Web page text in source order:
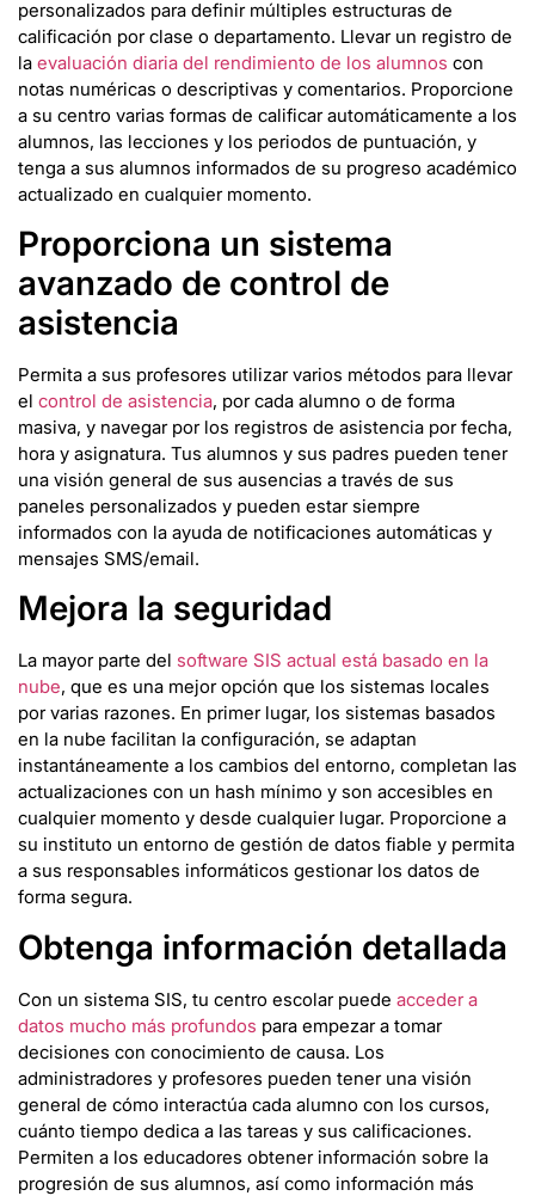
personalizados para definir múltiples estructuras de
calificación por clase o departamento. Llevar un registro de
la evaluación diaria del rendimiento de los alumnos con
notas numéricas o descriptivas y comentarios. Proporcione
a su centro varias formas de calificar automáticamente a los
alumnos, las lecciones y los periodos de puntuación, y
tenga a sus alumnos informados de su progreso académico
actualizado en cualquier momento.
Proporciona un sistema
avanzado de control de
asistencia
Permita a sus profesores utilizar varios métodos para llevar
el control de asistencia, por cada alumno o de forma
masiva, y navegar por los registros de asistencia por fecha,
hora y asignatura. Tus alumnos y sus padres pueden tener
una visión general de sus ausencias a través de sus
paneles personalizados y pueden estar siempre
informados con la ayuda de notificaciones automáticas y
mensajes SMS/email.
Mejora la seguridad
La mayor parte del software SIS actual está basado en la
nube, que es una mejor opción que los sistemas locales
por varias razones. En primer lugar, los sistemas basados
en la nube facilitan la configuración, se adaptan
instantáneamente a los cambios del entorno, completan las
actualizaciones con un hash mínimo y son accesibles en
cualquier momento y desde cualquier lugar. Proporcione a
su instituto un entorno de gestión de datos fiable y permita
a sus responsables informáticos gestionar los datos de
forma segura.
Obtenga información detallada
Con un sistema SIS, tu centro escolar puede acceder a
datos mucho más profundos para empezar a tomar
decisiones con conocimiento de causa. Los
administradores y profesores pueden tener una visión
general de cómo interactúa cada alumno con los cursos,
cuánto tiempo dedica a las tareas y sus calificaciones.
Permiten a los educadores obtener información sobre la
progresión de sus alumnos, así como información más